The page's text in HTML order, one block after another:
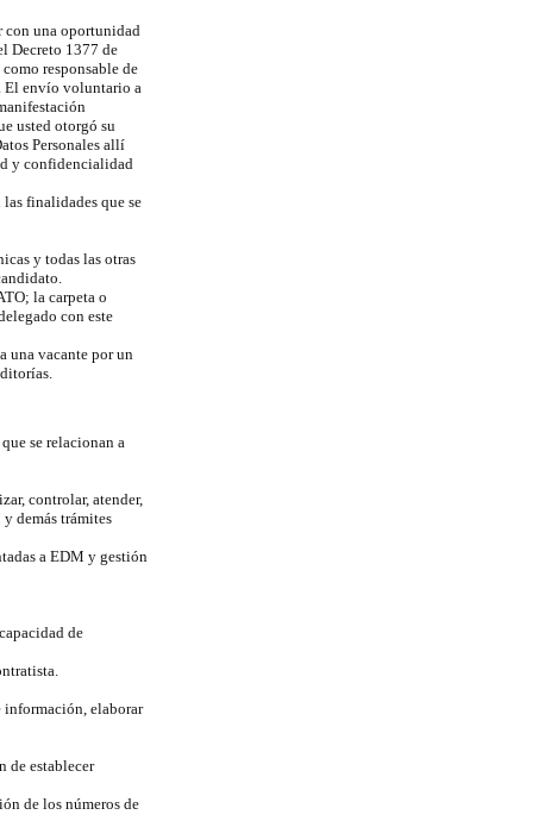
con una oportunidad
Decreto 1377 de
responsable de
El envío voluntario a
usted otorgó su
Personales allí
y confidencialidad
finalidades que se
y todas las otras
la carpeta o
con este
una vacante por un
se relacionan a
controlar, atender,
demás trámites
a EDM y gestión
de
información, elaborar
de establecer
de los números de